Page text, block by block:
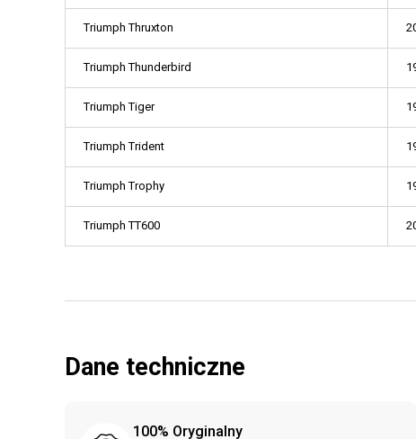
Triumph Thruxton
Triumph Thunderbird
Triumph Tiger
Triumph Trident
Triumph Trophy
Triumph TT600
Dane techniczne
100% Oryginalny